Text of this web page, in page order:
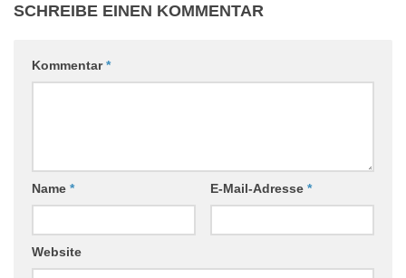
SCHREIBE EINEN KOMMENTAR
Kommentar*
Name * E-Mail-Adresse *
Website